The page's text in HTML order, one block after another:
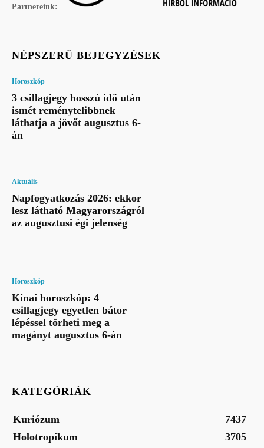
Partnereink:
NÉPSZERŰ BEJEGYZÉSEK
Horoszkóp
3 csillagjegy hosszú idő után
ismét reménytelibbnek
láthatja a jövőt augusztus 6-
án
Aktuális
Napfogyatkozás 2026: ekkor
lesz látható Magyarországról
az augusztusi égi jelenség
Horoszkóp
Kínai horoszkóp: 4
csillagjegy egyetlen bátor
lépéssel törheti meg a
magányt augusztus 6-án
KATEGÓRIÁK
Kuriózum
7437
Holotropikum
3705